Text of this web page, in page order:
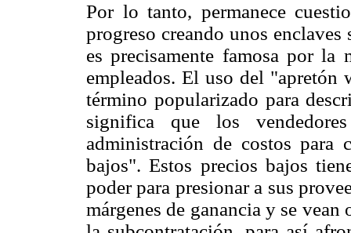
Por lo tanto, permanece
progreso creando unos enclaves
es precisamente famosa por la
empleados. El uso del "apretón
término popularizado para
significa que los
administración de costos para
bajos". Estos precios bajos
poder para presionar a sus
márgenes de ganancia y se